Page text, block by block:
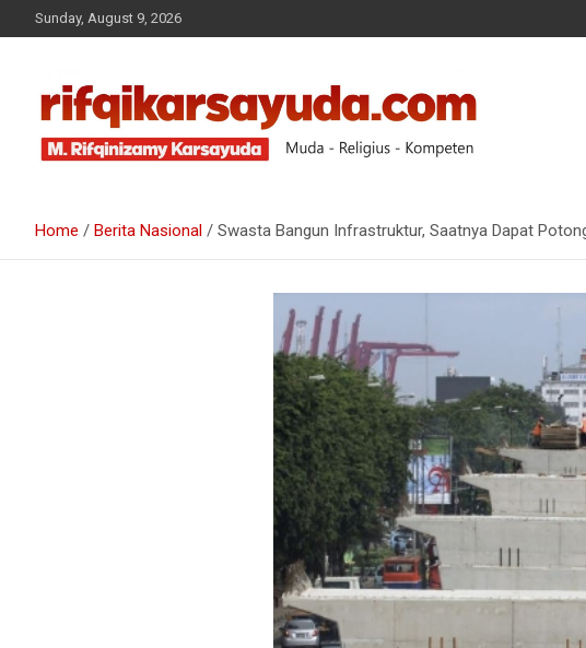
Sunday, August 9, 2026
Home Berita Nasional Swasta Bangun Infrastruktur, Saatnya Dapat